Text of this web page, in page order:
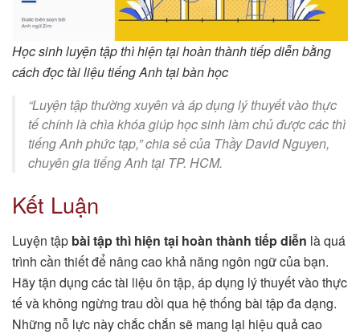
Học sinh luyện tập thì hiện tại hoàn thành tiếp diễn bằng
cách đọc tài liệu tiếng Anh tại bàn học
“Luyện tập thường xuyên và áp dụng lý thuyết vào thực
tế chính là chìa khóa giúp học sinh làm chủ được các thì
tiếng Anh phức tạp,” chia sẻ của Thầy David Nguyen,
chuyên gia tiếng Anh tại TP. HCM.
Kết Luận
Luyện tập bài tập thì hiện tại hoàn thành tiếp diễn là quá
trình cần thiết để nâng cao khả năng ngôn ngữ của bạn.
Hãy tận dụng các tài liệu ôn tập, áp dụng lý thuyết vào thực
tế và không ngừng trau dồi qua hệ thống bài tập đa dạng.
Những nỗ lực này chắc chắn sẽ mang lại hiệu quả cao